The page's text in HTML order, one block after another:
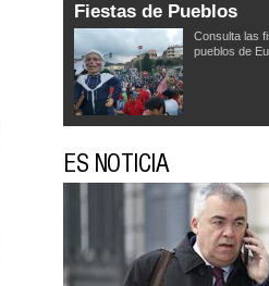
Fiestas de Pueblos
Consulta las
pueblos de
ES NOTICIA